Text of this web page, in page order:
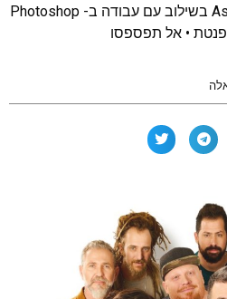
כמו Astria.ai, Stable Diffusion בשילוב עם עבודה ב- Photoshop